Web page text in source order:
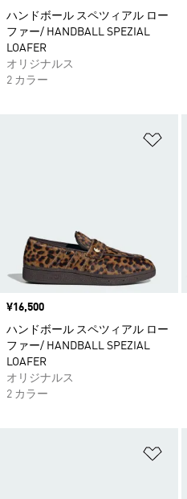
ハンドボール スペツィアル ロー
ファー/ HANDBALL SPEZIAL
LOAFER
オリジナルス
2 カラー
価格
¥16,500
ハンドボール スペツィアル ロー
ファー/ HANDBALL SPEZIAL
LOAFER
オリジナルス
2 カラー